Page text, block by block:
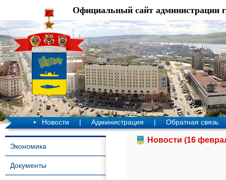
Официальный сайт администрации
Новости | Администрация | Обратная связь
Экономика
Документы
Новости (16